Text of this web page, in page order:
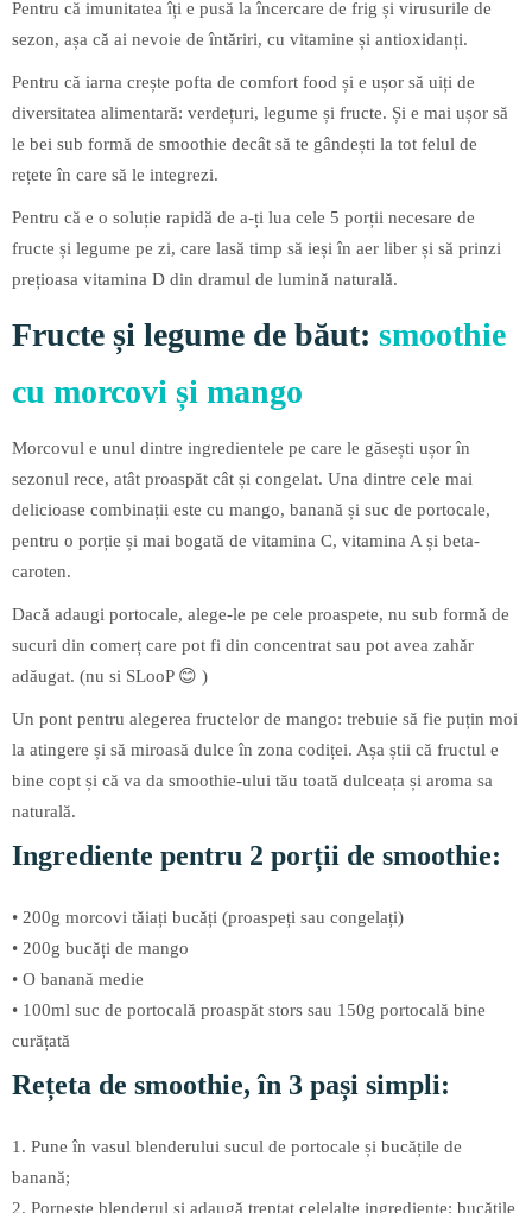
Pentru că imunitatea îți e pusă la încercare de frig și virusurile de
sezon, așa că ai nevoie de întăriri, cu vitamine și antioxidanți.
Pentru că iarna crește pofta de comfort food și e ușor să uiți de
diversitatea alimentară: verdețuri, legume și fructe. Și e mai ușor să
le bei sub formă de smoothie decât să te gândești la tot felul de
rețete în care să le integrezi.
Pentru că e o soluție rapidă de a-ți lua cele 5 porții necesare de
fructe și legume pe zi, care lasă timp să ieși în aer liber și să prinzi
prețioasa vitamina D din dramul de lumină naturală.
Fructe și legume de băut: smoothie
cu morcovi și mango
Morcovul e unul dintre ingredientele pe care le găsești ușor în
sezonul rece, atât proaspăt cât și congelat. Una dintre cele mai
delicioase combinații este cu mango, banană și suc de portocale,
pentru o porție și mai bogată de vitamina C, vitamina A și beta-
caroten.
Dacă adaugi portocale, alege-le pe cele proaspete, nu sub formă de
sucuri din comerț care pot fi din concentrat sau pot avea zahăr
adăugat. (nu si SLooP 😊 )
Un pont pentru alegerea fructelor de mango: trebuie să fie puțin moi
la atingere și să miroasă dulce în zona codiței. Așa știi că fructul e
bine copt și că va da smoothie-ului tău toată dulceața și aroma sa
naturală.
Ingrediente pentru 2 porții de smoothie:
• 200g morcovi tăiați bucăți (proaspeți sau congelați)
• 200g bucăți de mango
• O banană medie
• 100ml suc de portocală proaspăt stors sau 150g portocală bine
curățată
Rețeta de smoothie, în 3 pași simpli:
1. Pune în vasul blenderului sucul de portocale și bucățile de
banană;
2. Pornește blenderul și adaugă treptat celelalte ingrediente: bucățile